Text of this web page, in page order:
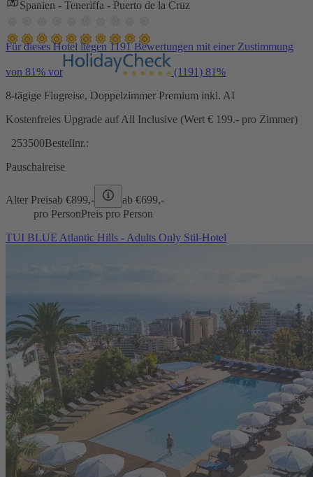
Spanien - Teneriffa - Puerto de la Cruz
Für dieses Hotel liegen 1191 Bewertungen mit einer Zustimmung
von 81% vor (1191) 81%
8-tägige Flugreise, Doppelzimmer Premium inkl. AI
Kostenfreies Upgrade auf All Inclusive (Wert € 199.- pro Zimmer)
253500Bestellnr.:
Pauschalreise
Alter Preisab €899,- ab €699,-
pro PersonPreis pro Person
TUI BLUE Atlantic Hills - Adults Only Stil-Hotel